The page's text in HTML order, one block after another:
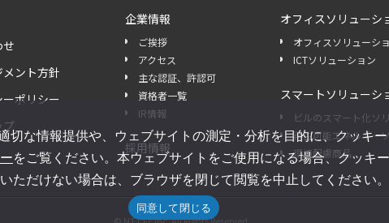
せ
ント方針
ポリシー
プ
企業情報
ご挨拶
アクセス
主な認証、許認可
資格者一覧
IR情報
採用情報
オフィスソリューシ
オフィスソリューシ
ICTソリューション
スマートソリューシ
ビルのスマート化ソ
再生可能エネルギー
環境配慮商品
切な情報提供や、ウェブサイトの測定・分析を目的に、クッキ
をご覧ください。本ウェブサイトをご使用になる場合、クッキ
ただけない場合は、ブラウザを閉じて閲覧を中止してください。
同意して閉じる